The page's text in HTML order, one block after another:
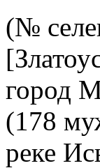
(№
город
(178
реке